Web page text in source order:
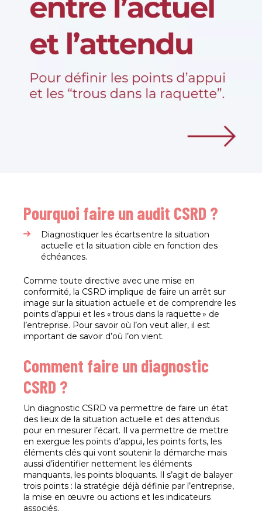
Pourquoi faire un audit CSRD ?
Diagnostiquer les écarts entre la situation
actuelle et la situation cible en fonction des
échéances.
Comme toute directive avec une mise en
conformité, la CSRD implique de faire un arrêt sur
image sur la situation actuelle et de comprendre les
points d’appui et les « trous dans la raquette » de
l’entreprise. Pour savoir où l’on veut aller, il est
important de savoir d’où l’on vient.
Comment faire un diagnostic
CSRD ?
Un diagnostic CSRD va permettre de faire un état
des lieux de la situation actuelle et des attendus
pour en mesurer l’écart. Il va permettre de mettre
en exergue les points d’appui, les points forts, les
éléments clés qui vont soutenir la démarche mais
aussi d’identifier nettement les éléments
manquants, les points bloquants. Il s’agit de balayer
trois points : la stratégie déjà définie par l’entreprise,
la mise en œuvre ou actions et les indicateurs
associés.